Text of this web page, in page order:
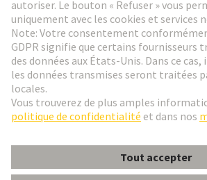
Social Media
Suisse Français
© HARTING Technology Group